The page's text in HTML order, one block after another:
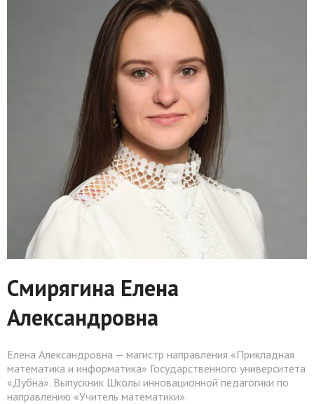
Смирягина Елена
Александровна
Елена Александровна — магистр направления «Прикладная
математика и информатика» Государственного университета
«Дубна». Выпускник Школы инновационной педагогики по
направлению «Учитель математики».